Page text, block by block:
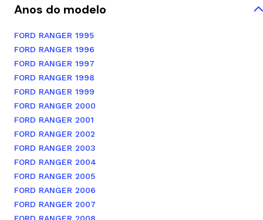
Anos do modelo
FORD RANGER 1995
FORD RANGER 1996
FORD RANGER 1997
FORD RANGER 1998
FORD RANGER 1999
FORD RANGER 2000
FORD RANGER 2001
FORD RANGER 2002
FORD RANGER 2003
FORD RANGER 2004
FORD RANGER 2005
FORD RANGER 2006
FORD RANGER 2007